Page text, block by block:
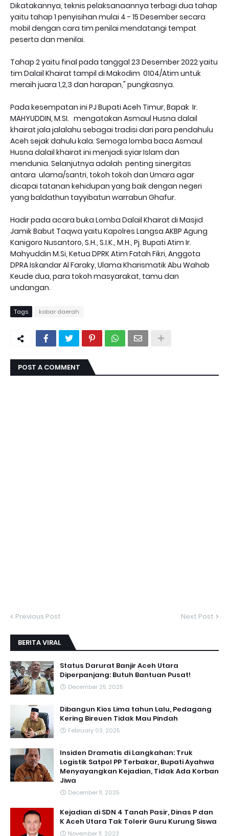
Dikatakannya, teknis pelaksanaannya terbagi dua tahap
yaitu tahap 1 penyisihan mulai 4 - 15 Desember secara
mobil dengan cara tim penilai mendatangi tempat
peserta dan menilai.
Tahap 2 yaitu final pada tanggal 23 Desember 2022 yaitu
tim Dalail Khairat tampil di Makodim 0104/Atim untuk
meraih juara 1,2,3 dan harapan," pungkasnya.
Pada kesempatan ini PJ Bupati Aceh Timur, Bapak Ir.
MAHYUDDIN, M.SI. mengatakan Asmaul Husna dalail
khairat jala jalalahu sebagai tradisi dari para pendahulu
Aceh sejak dahulu kala. Semoga lomba baca Asmaul
Husna dalail khairat ini menjadi syiar Islam dan
mendunia. Selanjutnya adalah penting sinergitas
antara ulama/santri, tokoh tokoh dan Umara agar
dicapai tatanan kehidupan yang baik dengan negeri
yang baldathun tayyibatun warrabun Ghafur.
Hadir pada acara buka Lomba Dalail Khairat di Masjid
Jamik Babut Taqwa yaitu Kapolres Langsa AKBP Agung
Kanigoro Nusantoro, S.H., S.I.K., M.H., Pj. Bupati Atim Ir.
Mahyuddin M.Si, Ketua DPRK Atim Fatah Fikri, Anggota
DPRA Iskandar Al Faraky, Ulama Kharismatik Abu Wahab
Keude dua, para tokoh masyarakat, tamu dan
undangan.
Tags kabar daerah
POST A COMMENT
Previous Post Next Post
BERITA VIRAL
Status Darurat Banjir Aceh Utara
Diperpanjang: Butuh Bantuan Pusat!
December 25, 2025
Dibangun Kios Lima tahun Lalu, Pedagang
Kering Bireuen Tidak Mau Pindah
February 03, 2025
Insiden Dramatis di Langkahan: Truk
Logistik Satpol PP Terbakar, Bupati Ayahwa
Menyayangkan Kejadian, Tidak Ada Korban
Jiwa
December 11, 2025
Kejadian di SDN 4 Tanah Pasir, Dinas P dan
K Aceh Utara Tak Tolerir Guru Kurung Siswa
November 11, 2023